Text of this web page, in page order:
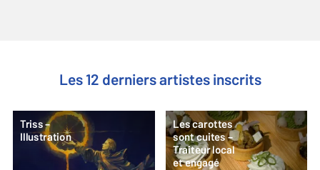
Les 12 derniers artistes inscrits
Triss –
Illustration
Les carottes
sont cuites –
Traiteur local
et engagé